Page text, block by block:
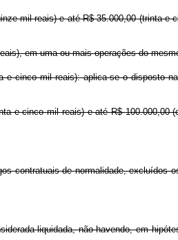
mil reais) e até R$ 35.000,00 (trinta e
em uma ou mais operações do
cinco mil reais): aplica-se o disposto
e cinco mil reais) e até R$ 100.000,00
contratuais de normalidade, excluídos
liquidada, não havendo, em